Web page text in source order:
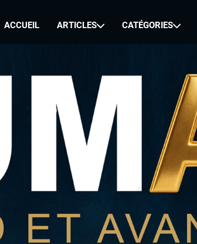
ACCUEIL ARTICLES CATÉGORIES